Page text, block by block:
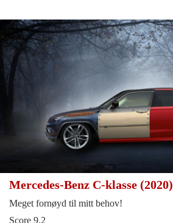
Mercedes-Benz C-klasse (2020)
Meget fornøyd til mitt behov!
Score 9.2